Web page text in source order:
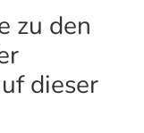
zu den
dieser